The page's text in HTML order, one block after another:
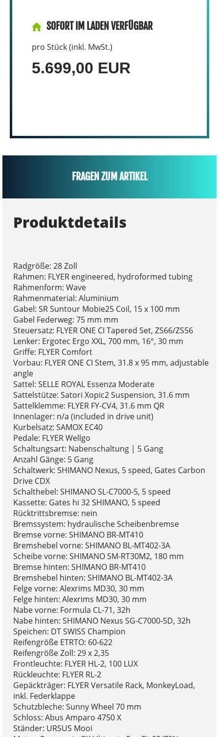
SOFORT IM LADEN VERFÜGBAR
pro Stück (inkl. MwSt.)
5.699,00 EUR
FRAGEN ZUM ARTIKEL
Produktdetails
Radgröße: 28 Zoll
Rahmen: FLYER engineered, hydroformed tubing
Rahmenform: Wave
Rahmenmaterial: Aluminium
Gabel: SR Suntour Mobie25 Coil, 15 x 100 mm
Gabel Federweg: 75 mm mm
Steuersatz: FLYER ONE CI Tapered Set, ZS66/ZS56
Lenker: Ergotec Ergo XXL, 700 mm, 16°, 30 mm
Griffe: FLYER Comfort
Vorbau: FLYER ONE CI Stem, 31.8 x 95 mm, adjustable
angle
Sattel: SELLE ROYAL Essenza Moderate
Sattelstütze: Satori Xopic2 Suspension, 31.6 mm
Sattelklemme: FLYER FY-CV4, 31.6 mm QR
Innenlager: n/a (included in drive unit)
Kurbelsatz: SAMOX EC40
Pedale: FLYER Wellgo
Schaltungsart: Nabenschaltung | 5 Gang
Anzahl Gänge: 5 Gang
Schaltwerk: SHIMANO Nexus, 5 speed, Gates Carbon
Drive CDX
Schalthebel: SHIMANO SL-C7000-5, 5 speed
Kassette: Gates hi 32 SHIMANO, 5 speed
Rücktrittsbremse: nein
Bremssystem: hydraulische Scheibenbremse
Bremse vorne: SHIMANO BR-MT410
Bremshebel vorne: SHIMANO BL-MT402-3A
Scheibe vorne: SHIMANO SM-RT30M2, 180 mm
Bremse hinten: SHIMANO BR-MT410
Bremshebel hinten: SHIMANO BL-MT402-3A
Felge vorne: Alexrims MD30, 30 mm
Felge hinten: Alexrims MD30, 30 mm
Nabe vorne: Formula CL-71, 32h
Nabe hinten: SHIMANO Nexus SG-C7000-5D, 32h
Speichen: DT SWISS Champion
Reifengröße ETRTO: 60-622
Reifengröße Zoll: 29 x 2,35
Frontleuchte: FLYER HL-2, 100 LUX
Rückleuchte: FLYER RL-2
Gepäckträger: FLYER Versatile Rack, MonkeyLoad,
inkl. Federklappe
Schutzbleche: Sunny Wheel 70 mm
Schloss: Abus Amparo 4750 X
Ständer: URSUS Mooi